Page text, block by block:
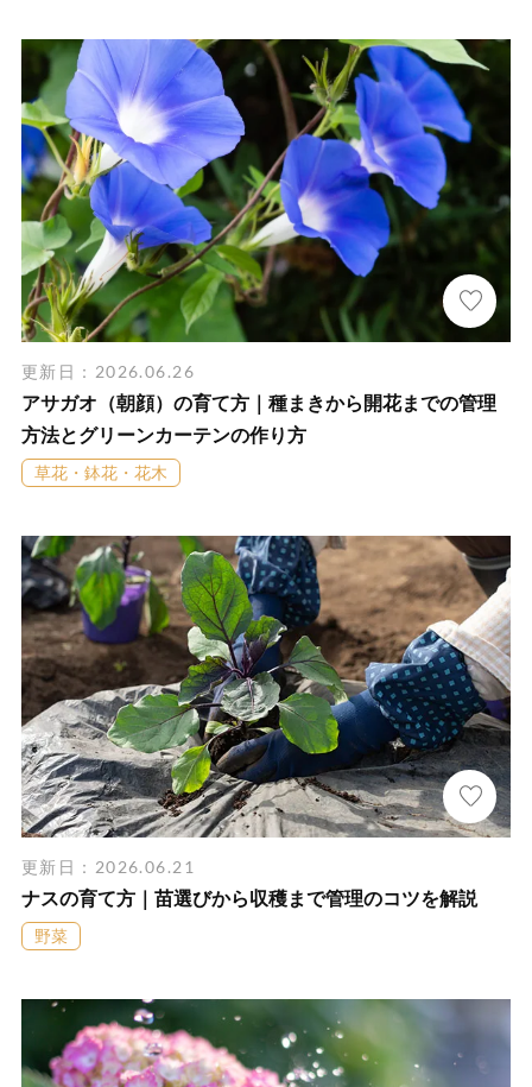
更新日：2026.06.26
アサガオ（朝顔）の育て方｜種まきから開花までの管理
方法とグリーンカーテンの作り方
草花・鉢花・花木
更新日：2026.06.21
ナスの育て方｜苗選びから収穫まで管理のコツを解説
野菜